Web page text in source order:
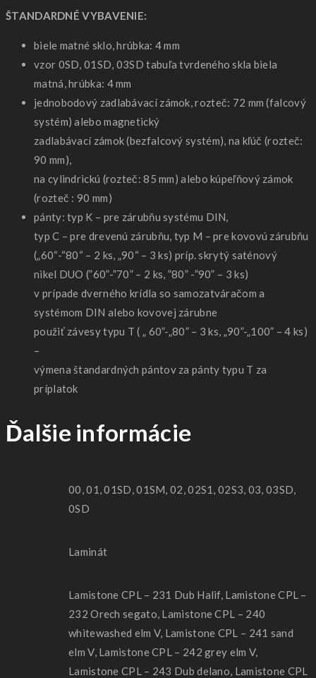
ŠTANDARDNÉ VYBAVENIE:
biele matné sklo, hrúbka: 4 mm
vzor 0SD, 01SD, 03SD tabuľa tvrdeného skla biela
matná, hrúbka: 4 mm
jednobodový zadlabávací zámok, rozteč: 72 mm (falcový
systém) alebo magnetický
zadlabávací zámok (bezfalcový systém), na kľúč (rozteč:
90 mm),
na cylindrickú (rozteč: 85 mm) alebo kúpeľňový zámok
(rozteč : 90 mm)
pánty: typ K – pre zárubňu systému DIN,
typ C – pre drevenú zárubňu, typ M – pre kovovú zárubňu
(„60“-“80“ – 2 ks, „90“ – 3 ks) príp. skrytý saténový
nikel DUO (”60”-”70” – 2 ks, ”80” -”90” – 3 ks)
v prípade dverného krídla so samozatváračom a
systémom DIN alebo kovovej zárubne
použiť závesy typu T ( „ 60”-„80” – 3 ks, „90”-„100” – 4 ks)
–
výmena štandardných pántov za pánty typu T za
príplatok
Ďalšie informácie
00, 01, 01SD, 01SM, 02, 02S1, 02S3, 03, 03SD,
0SD
Laminát
Lamistone CPL – 231 Dub Halif, Lamistone CPL –
232 Orech segato, Lamistone CPL – 240
whitewashed elm V, Lamistone CPL – 241 sand
elm V, Lamistone CPL – 242 grey elm V,
Lamistone CPL – 243 Dub delano, Lamistone CPL